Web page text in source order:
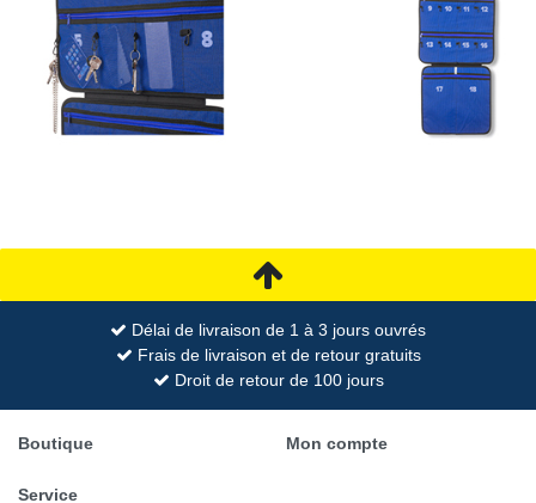
Délai de livraison de 1 à 3 jours ouvrés
Frais de livraison et de retour gratuits
Droit de retour de 100 jours
Boutique Mon compte
Service